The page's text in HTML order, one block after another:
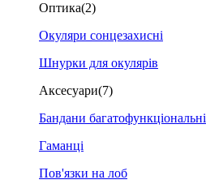
Оптика(2)
Окуляри сонцезахисні
Шнурки для окулярів
Аксесуари(7)
Бандани багатофункціональні
Гаманці
Пов'язки на лоб